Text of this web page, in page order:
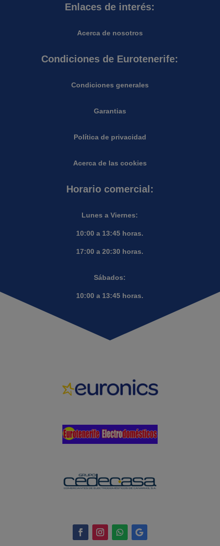
Enlaces de interés:
Acerca de nosotros
Condiciones de Eurotenerife:
Condiciones generales
Garantias
Política de privacidad
Acerca de las cookies
Horario comercial:
Lunes a Viernes:
10:00 a 13:45 horas.
17:00 a 20:30 horas.
Sábados:
10:00 a 13:45 horas.